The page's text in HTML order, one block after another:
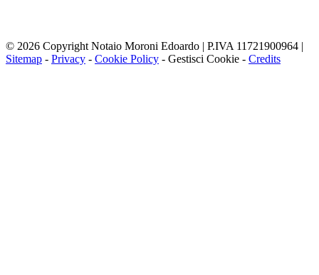
© 2026 Copyright Notaio Moroni Edoardo | P.IVA 11721900964 |
Sitemap - Privacy - Cookie Policy - Gestisci Cookie - Credits